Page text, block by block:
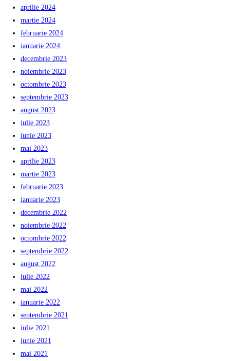
aprilie 2024
martie 2024
februarie 2024
ianuarie 2024
decembrie 2023
noiembrie 2023
octombrie 2023
septembrie 2023
august 2023
iulie 2023
iunie 2023
mai 2023
aprilie 2023
martie 2023
februarie 2023
ianuarie 2023
decembrie 2022
noiembrie 2022
octombrie 2022
septembrie 2022
august 2022
iulie 2022
mai 2022
ianuarie 2022
septembrie 2021
iulie 2021
iunie 2021
mai 2021